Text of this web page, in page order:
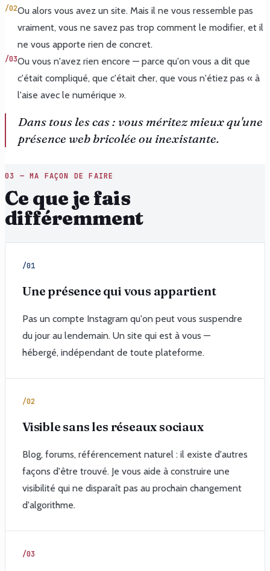
/02Ou alors vous avez un site. Mais il ne vous ressemble pas
vraiment, vous ne savez pas trop comment le modifier, et il
ne vous apporte rien de concret.
/03Ou vous n'avez rien encore — parce qu'on vous a dit que
c'était compliqué, que c'était cher, que vous n'étiez pas « à
l'aise avec le numérique ».
Dans tous les cas : vous méritez mieux qu'une
présence web bricolée ou inexistante.
03 — MA FAÇON DE FAIRE
Ce que je fais
différemment
/01
Une présence qui vous appartient
Pas un compte Instagram qu'on peut vous suspendre
du jour au lendemain. Un site qui est à vous —
hébergé, indépendant de toute plateforme.
/02
Visible sans les réseaux sociaux
Blog, forums, référencement naturel : il existe d'autres
façons d'être trouvé. Je vous aide à construire une
visibilité qui ne disparaît pas au prochain changement
d'algorithme.
/03